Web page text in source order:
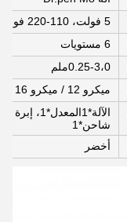
5 فولت، 110-220 فولت
6 مستويات
0.25-3،0ملم
ميكرو 12 / ميكرو 16 / ميكرو 36 / نانو مستديرة / نانو مربع
شاحن*1
أخضر